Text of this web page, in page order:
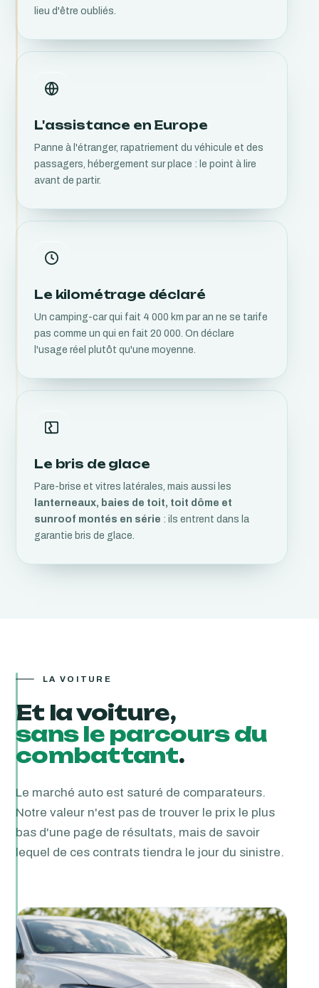
lieu d'être oubliés.
L'assistance en Europe
Panne à l'étranger, rapatriement du véhicule et des
passagers, hébergement sur place : le point à lire
avant de partir.
Le kilométrage déclaré
Un camping-car qui fait 4 000 km par an ne se tarife
pas comme un qui en fait 20 000. On déclare
l'usage réel plutôt qu'une moyenne.
Le bris de glace
Pare-brise et vitres latérales, mais aussi les
lanterneaux, baies de toit, toit dôme et
sunroof montés en série : ils entrent dans la
garantie bris de glace.
LA VOITURE
Et la voiture,
sans le parcours du
combattant.
Le marché auto est saturé de comparateurs.
Notre valeur n'est pas de trouver le prix le plus
bas d'une page de résultats, mais de savoir
lequel de ces contrats tiendra le jour du sinistre.